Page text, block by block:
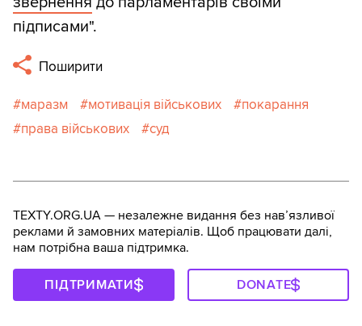
підписами".
Поширити
маразм мотивація військових
покарання
права військових
суд
TEXTY.ORG.UA — незалежне видання без навʼязливої
реклами й замовних матеріалів. Щоб працювати далі,
нам потрібна ваша підтримка.
ПІДТРИМАТИ DONATE